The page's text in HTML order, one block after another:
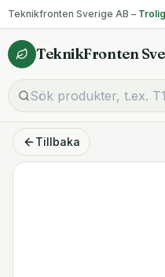
Teknikfronten Sverige AB – Troligtvis billigast på
TeknikFronten
Tillbaka